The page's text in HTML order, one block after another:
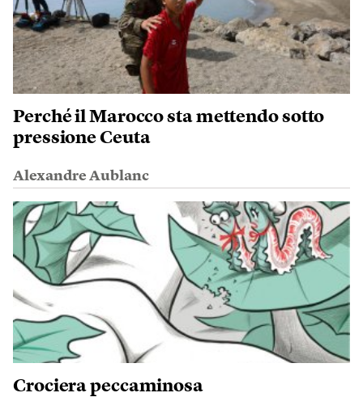
Perché il Marocco sta mettendo sotto
pressione Ceuta
Alexandre Aublanc
Crociera peccaminosa